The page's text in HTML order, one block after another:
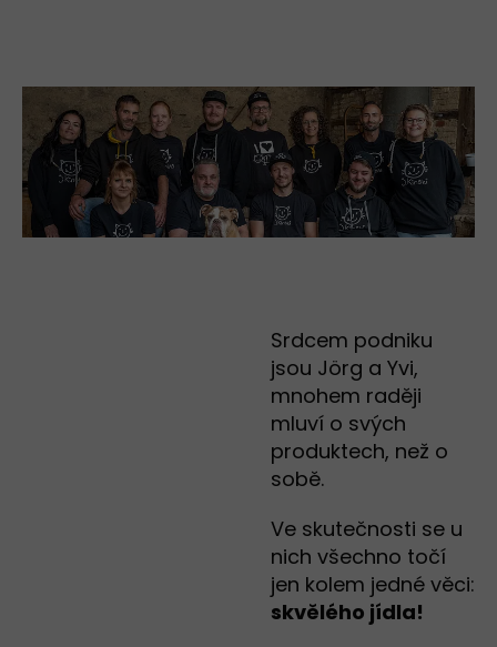
Srdcem podniku
jsou Jörg a Yvi,
mnohem raději
mluví o svých
produktech, než o
sobě.
Ve skutečnosti se u
nich všechno točí
jen kolem jedné věci:
skvělého jídla!